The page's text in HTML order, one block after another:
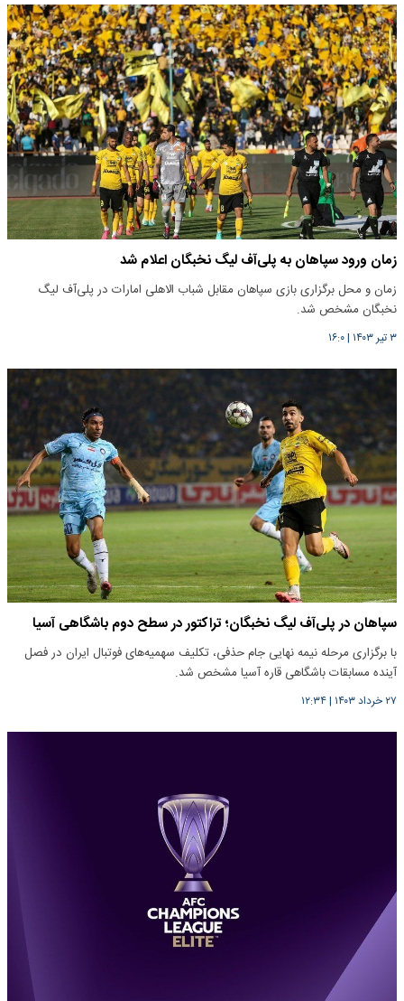
زمان ورود سپاهان به پلی‌آف لیگ نخبگان اعلام شد
زمان و محل برگزاری بازی سپاهان مقابل شباب الاهلی امارات در پلی‌آف لیگ
نخبگان مشخص شد.
۳ تیر ۱۴۰۳ |۱۶:۰
سپاهان در پلی‌آف لیگ نخبگان؛ تراکتور در سطح دوم باشگاهی آسیا
با برگزاری مرحله نیمه نهایی جام حذفی، تکلیف سهمیه‌های فوتبال ایران در فصل
آینده مسابقات باشگاهی قاره آسیا مشخص شد.
۲۷ خرداد ۱۴۰۳ |۱۲:۳۴